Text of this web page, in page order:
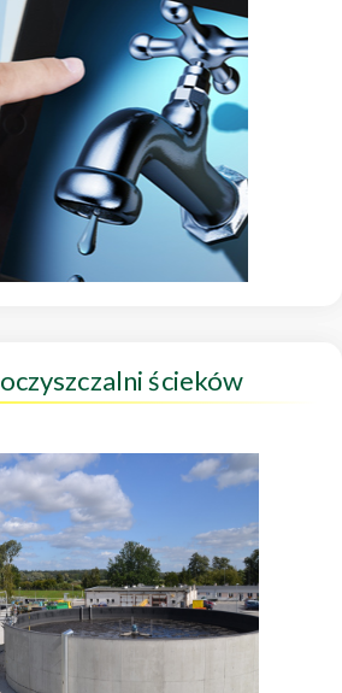
oczyszczalni ścieków